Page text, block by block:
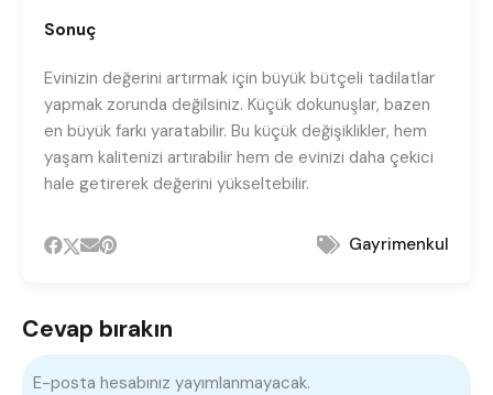
Sonuç
Evinizin değerini artırmak için büyük bütçeli tadilatlar
yapmak zorunda değilsiniz. Küçük dokunuşlar, bazen
en büyük farkı yaratabilir. Bu küçük değişiklikler, hem
yaşam kalitenizi artırabilir hem de evinizi daha çekici
hale getirerek değerini yükseltebilir.
Gayrimenkul
Cevap bırakın
E-posta hesabınız yayımlanmayacak.